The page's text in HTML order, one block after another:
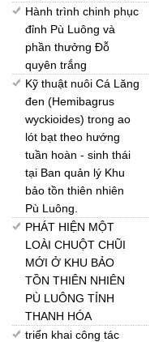
Hành trình chinh phục
đỉnh Pù Luông và
phần thưởng Đỗ
quyên trắng
Kỹ thuật nuôi Cá Lăng
đen (Hemibagrus
wyckioides) trong ao
lót bạt theo hướng
tuần hoàn - sinh thái
tại Ban quản lý Khu
bảo tồn thiên nhiên
Pù Luông.
PHÁT HIỆN MỘT
LOÀI CHUỘT CHŨI
MỚI Ở KHU BẢO
TỒN THIÊN NHIÊN
PÙ LUÔNG TỈNH
THANH HÓA
triển khai công tác